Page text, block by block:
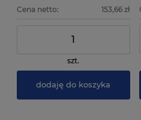
Cena netto:
153,66 zł
szt.
dodaję do koszyka